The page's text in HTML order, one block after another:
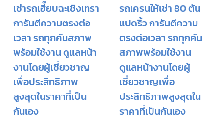
เช่ารถเฮี๊ยบฉะเชิงเทรา
การันตีความตรงต่อ
เวลา รถทุกคันสภาพ
พร้อมใช้งาน ดูแลหน้า
งานโดยผู้เชี่ยวชาญ
เพื่อประสิทธิภาพ
สูงสุดในราคาที่เป็น
กันเอง
รถเครนให้เช่า 80 ตัน
แปดริ้ว การันตีความ
ตรงต่อเวลา รถทุกคัน
สภาพพร้อมใช้งาน
ดูแลหน้างานโดยผู้
เชี่ยวชาญเพื่อ
ประสิทธิภาพสูงสุดใน
ราคาที่เป็นกันเอง